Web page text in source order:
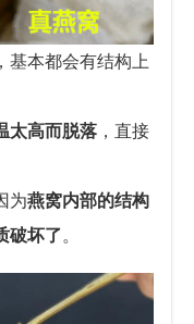
基本都会有结构上
太高而脱落 ，直接
为燕窝内部的结构
破坏了。